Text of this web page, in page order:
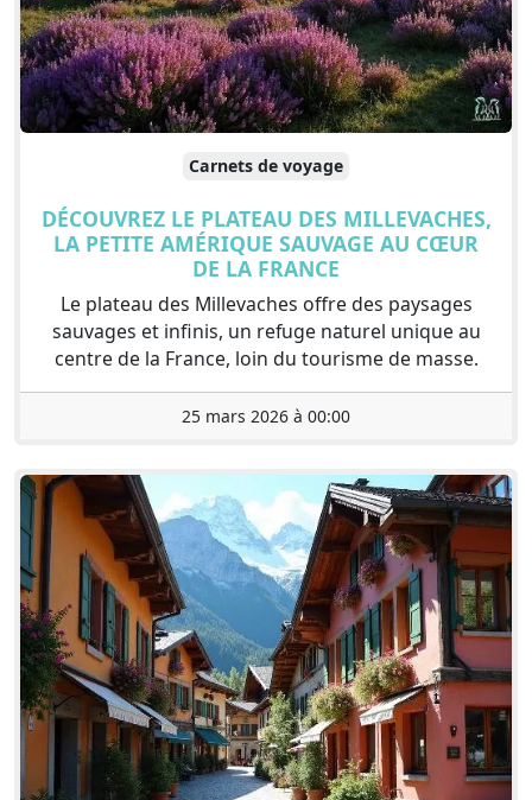
Carnets de voyage
DÉCOUVREZ LE PLATEAU DES MILLEVACHES,
LA PETITE AMÉRIQUE SAUVAGE AU CŒUR
DE LA FRANCE
Le plateau des Millevaches offre des paysages
sauvages et infinis, un refuge naturel unique au
centre de la France, loin du tourisme de masse.
25 mars 2026 à 00:00